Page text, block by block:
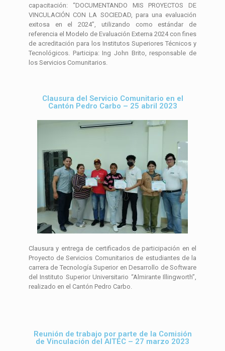
capacitación: “DOCUMENTANDO MIS PROYECTOS DE
VINCULACIÓN CON LA SOCIEDAD, para una evaluación
exitosa en el 2024”, utilizando como estándar de
referencia el Modelo de Evaluación Externa 2024 con fines
de acreditación para los Institutos Superiores Técnicos y
Tecnológicos. Participa: Ing John Brito, responsable de
los Servicios Comunitarios.
Clausura del Servicio Comunitario en el
Cantón Pedro Carbo – 25 abril 2023
Clausura y entrega de certificados de participación en el
Proyecto de Servicios Comunitarios de estudiantes de la
carrera de Tecnología Superior en Desarrollo de Software
del Instituto Superior Universitario “Almirante Illingworth”,
realizado en el Cantón Pedro Carbo.
Reunión de trabajo por parte de la Comisión
de Vinculación del AITEC – 27 marzo 2023